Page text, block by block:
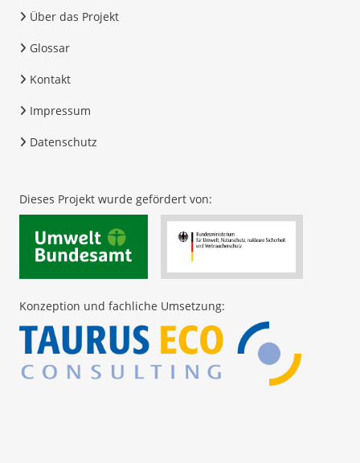
Größe und/oder Ausgestaltung von
Prämienrelevante Förderverpflichtungen:
Vorgaben zur Haltungsform nach Tierarten,
Größe und/oder Ausgestaltung von
Über das Projekt
Glossar
Kontakt
Impressum
Datenschutz
Dieses Projekt wurde gefördert von:
Konzeption und fachliche Umsetzung: